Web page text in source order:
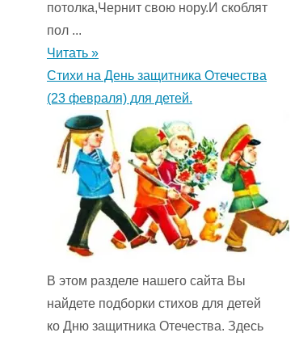
потолка,Чернит свою нору.И скоблят
пол ...
Читать »
Стихи на День защитника Отечества
(23 февраля) для детей.
В этом разделе нашего сайта Вы
найдете подборки стихов для детей
ко Дню защитника Отечества. Здесь